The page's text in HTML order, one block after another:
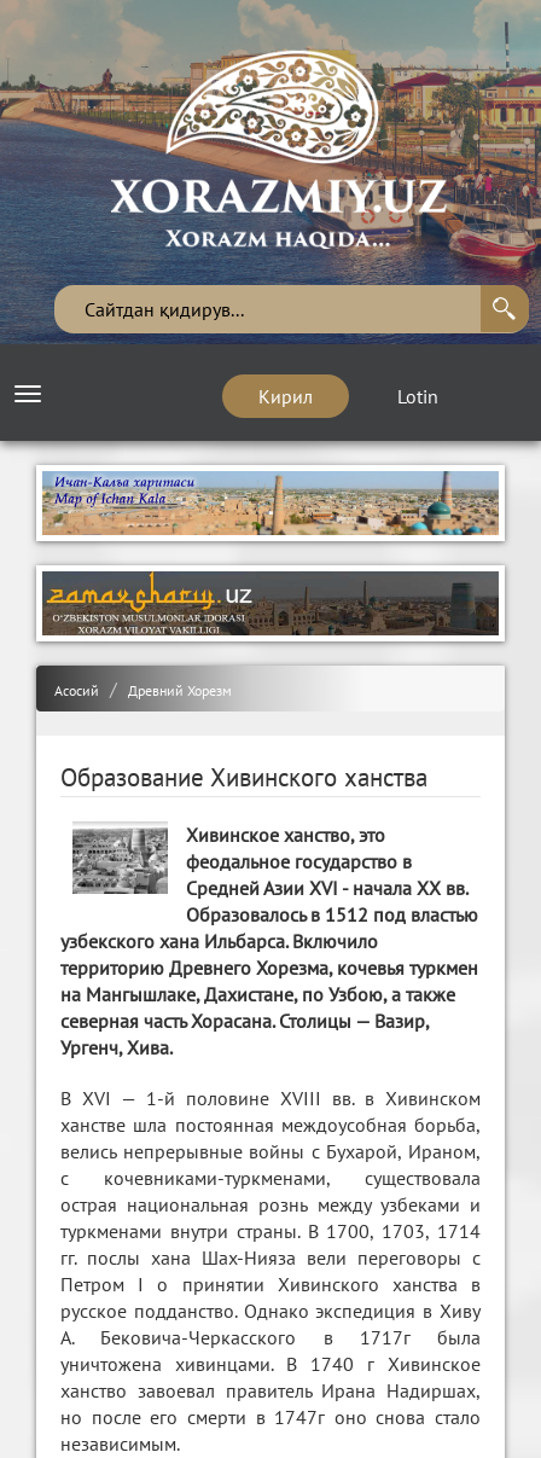
Кирил Lotin
Toggle
Асосий Древний Хорезм
Образование Хивинского ханства
Хивинское ханство, это
феодальное государство в
Средней Азии XVI - начала XX вв.
Образовалось в 1512 под властью
узбекского хана Ильбарса. Включило
территорию Древнего Хорезма, кочевья туркмен
на Мангышлаке, Дахистане, по Узбою, а также
северная часть Хорасана. Столицы — Вазир,
Ургенч, Хива.
В XVI — 1-й половине XVIII вв. в Хивинском
ханстве шла постоянная междоусобная борьба,
велись непрерывные войны с Бухарой, Ираном,
с кочевниками-туркменами, существовала
острая национальная рознь между узбеками и
туркменами внутри страны. В 1700, 1703, 1714
гг. послы хана Шах-Нияза вели переговоры с
Петром I о принятии Хивинского ханства в
русское подданство. Однако экспедиция в Хиву
А. Бековича-Черкасского в 1717г была
уничтожена хивинцами. В 1740 г Хивинское
ханство завоевал правитель Ирана Надиршах,
но после его смерти в 1747г оно снова стало
независимым.